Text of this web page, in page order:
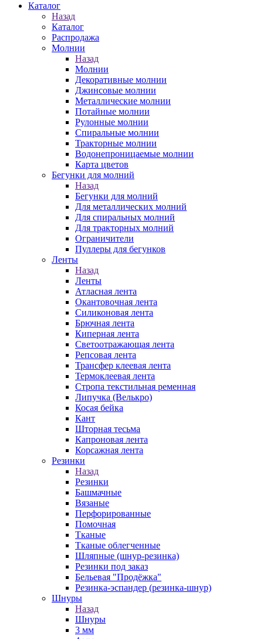
Каталог
Назад
Каталог
Распродажа
Молнии
Назад
Молнии
Декоративные молнии
Джинсовые молнии
Металлические молнии
Потайные молнии
Рулонные молнии
Спиральные молнии
Тракторные молнии
Водонепроницаемые молнии
Карта цветов
Бегунки для молний
Назад
Бегунки для молний
Для металлических молний
Для спиральных молний
Для тракторных молний
Ограничители
Пуллеры для бегунков
Ленты
Назад
Ленты
Атласная лента
Окантовочная лента
Силиконовая лента
Брючная лента
Киперная лента
Светоотражающая лента
Репсовая лента
Трансфер клеевая лента
Термоклеевая лента
Стропа текстильная ременная
Липучка (Велькро)
Косая бейка
Кант
Шторная тесьма
Капроновая лента
Корсажная лента
Резинки
Назад
Резинки
Башмачные
Вязаные
Перфорированные
Помочная
Тканые
Тканые облегченные
Шляпные (шнур-резинка)
Резинки под заказ
Бельевая "Продёжка"
Резинка-эспандер (резинка-шнур)
Шнуры
Назад
Шнуры
3 мм